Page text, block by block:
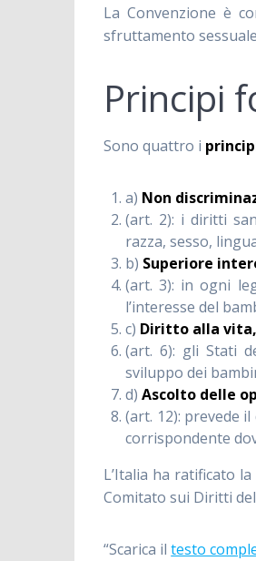
La Convenzione è
sfruttamento
Principi
Sono quattro i
a) Non
(art. 2): i diritti
razza, sesso,
b) Superiore
(art. 3): in ogni
l’interesse del
c) Diritto alla
(art. 6): gli Stati
sviluppo dei
d)Ascolto delle
(art. 12): prevede
corrispondente
L’Italia ha ratificato
Comitato sui Diritti
“Scarica iltesto